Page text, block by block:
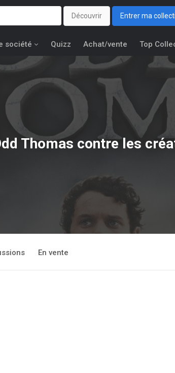
Découvrir Entrer ma
société Quizz Achat/vente Top
Thomas contre les
En vente